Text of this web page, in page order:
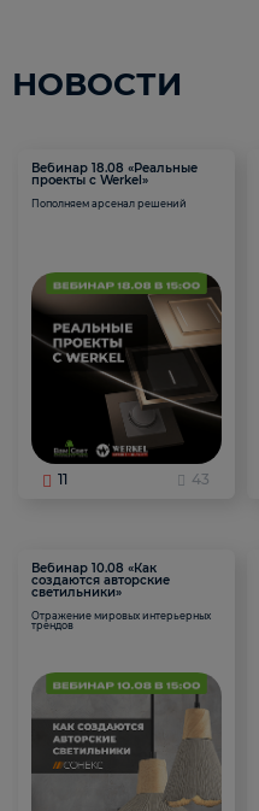
НОВОСТИ
Вебинар 18.08 «Реальные
проекты с Werkel»
Пополняем арсенал решений
11 43
Вебинар 10.08 «Как
создаются авторские
светильники»
Отражение мировых интерьерных
трендов